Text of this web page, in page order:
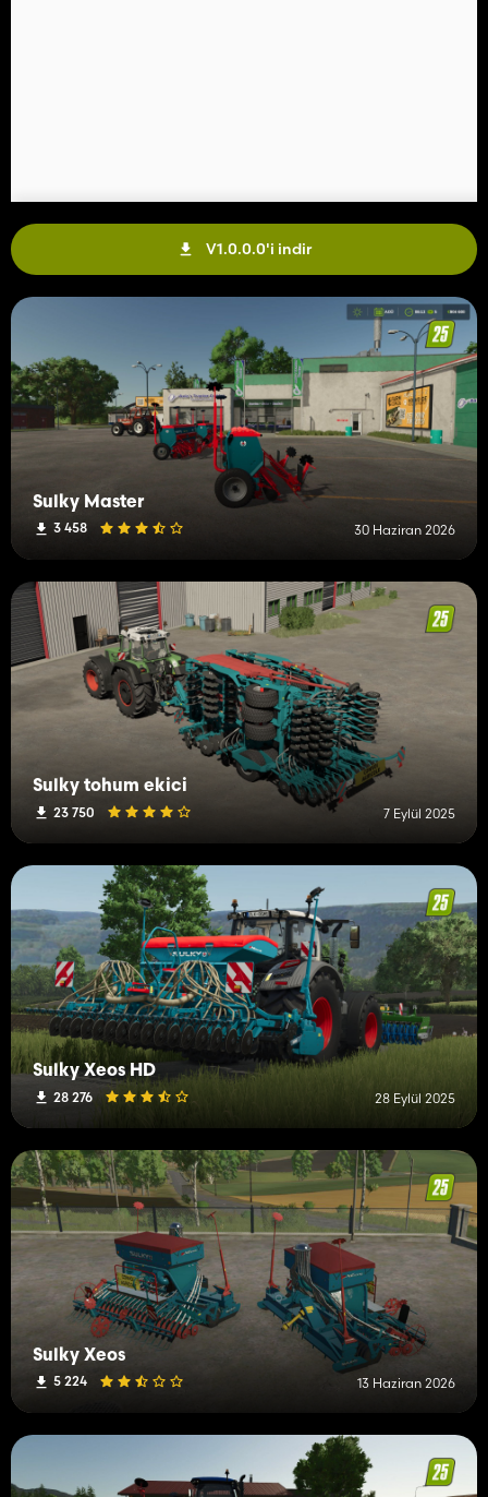
V1.0.0.0'i indir
Sulky Master
3 458 30 Haziran 2026
Sulky tohum ekici
23 750 7 Eylül 2025
Sulky Xeos HD
28 276 28 Eylül 2025
Sulky Xeos
5 224 13 Haziran 2026